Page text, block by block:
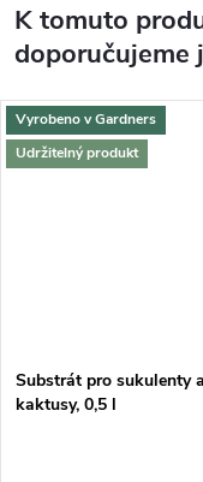
K tomuto
doporučujeme
Vyrobeno v Gardners
Udržitelný produkt
Substrát pro sukulenty a
kaktusy, 0,5 l